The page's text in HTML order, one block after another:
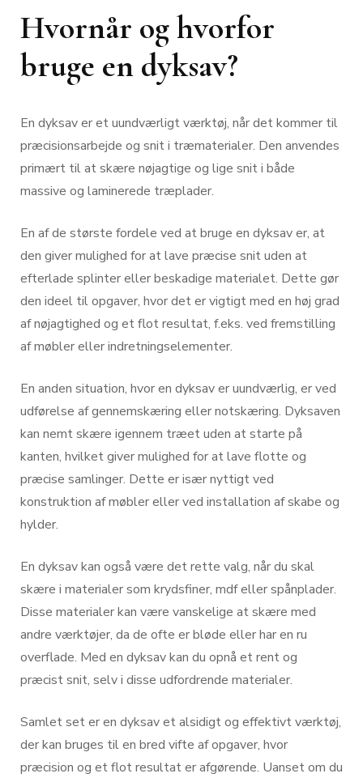
Hvornår og hvorfor
bruge en dyksav?
En dyksav er et uundværligt værktøj, når det kommer til
præcisionsarbejde og snit i træmaterialer. Den anvendes
primært til at skære nøjagtige og lige snit i både
massive og laminerede træplader.
En af de største fordele ved at bruge en dyksav er, at
den giver mulighed for at lave præcise snit uden at
efterlade splinter eller beskadige materialet. Dette gør
den ideel til opgaver, hvor det er vigtigt med en høj grad
af nøjagtighed og et flot resultat, f.eks. ved fremstilling
af møbler eller indretningselementer.
En anden situation, hvor en dyksav er uundværlig, er ved
udførelse af gennemskæring eller notskæring. Dyksaven
kan nemt skære igennem træet uden at starte på
kanten, hvilket giver mulighed for at lave flotte og
præcise samlinger. Dette er især nyttigt ved
konstruktion af møbler eller ved installation af skabe og
hylder.
En dyksav kan også være det rette valg, når du skal
skære i materialer som krydsfiner, mdf eller spånplader.
Disse materialer kan være vanskelige at skære med
andre værktøjer, da de ofte er bløde eller har en ru
overflade. Med en dyksav kan du opnå et rent og
præcist snit, selv i disse udfordrende materialer.
Samlet set er en dyksav et alsidigt og effektivt værktøj,
der kan bruges til en bred vifte af opgaver, hvor
præcision og et flot resultat er afgørende. Uanset om du